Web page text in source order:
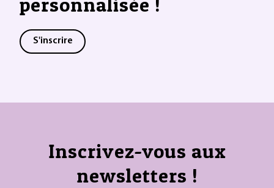
S'inscrire
Inscrivez-vous aux
newsletters !